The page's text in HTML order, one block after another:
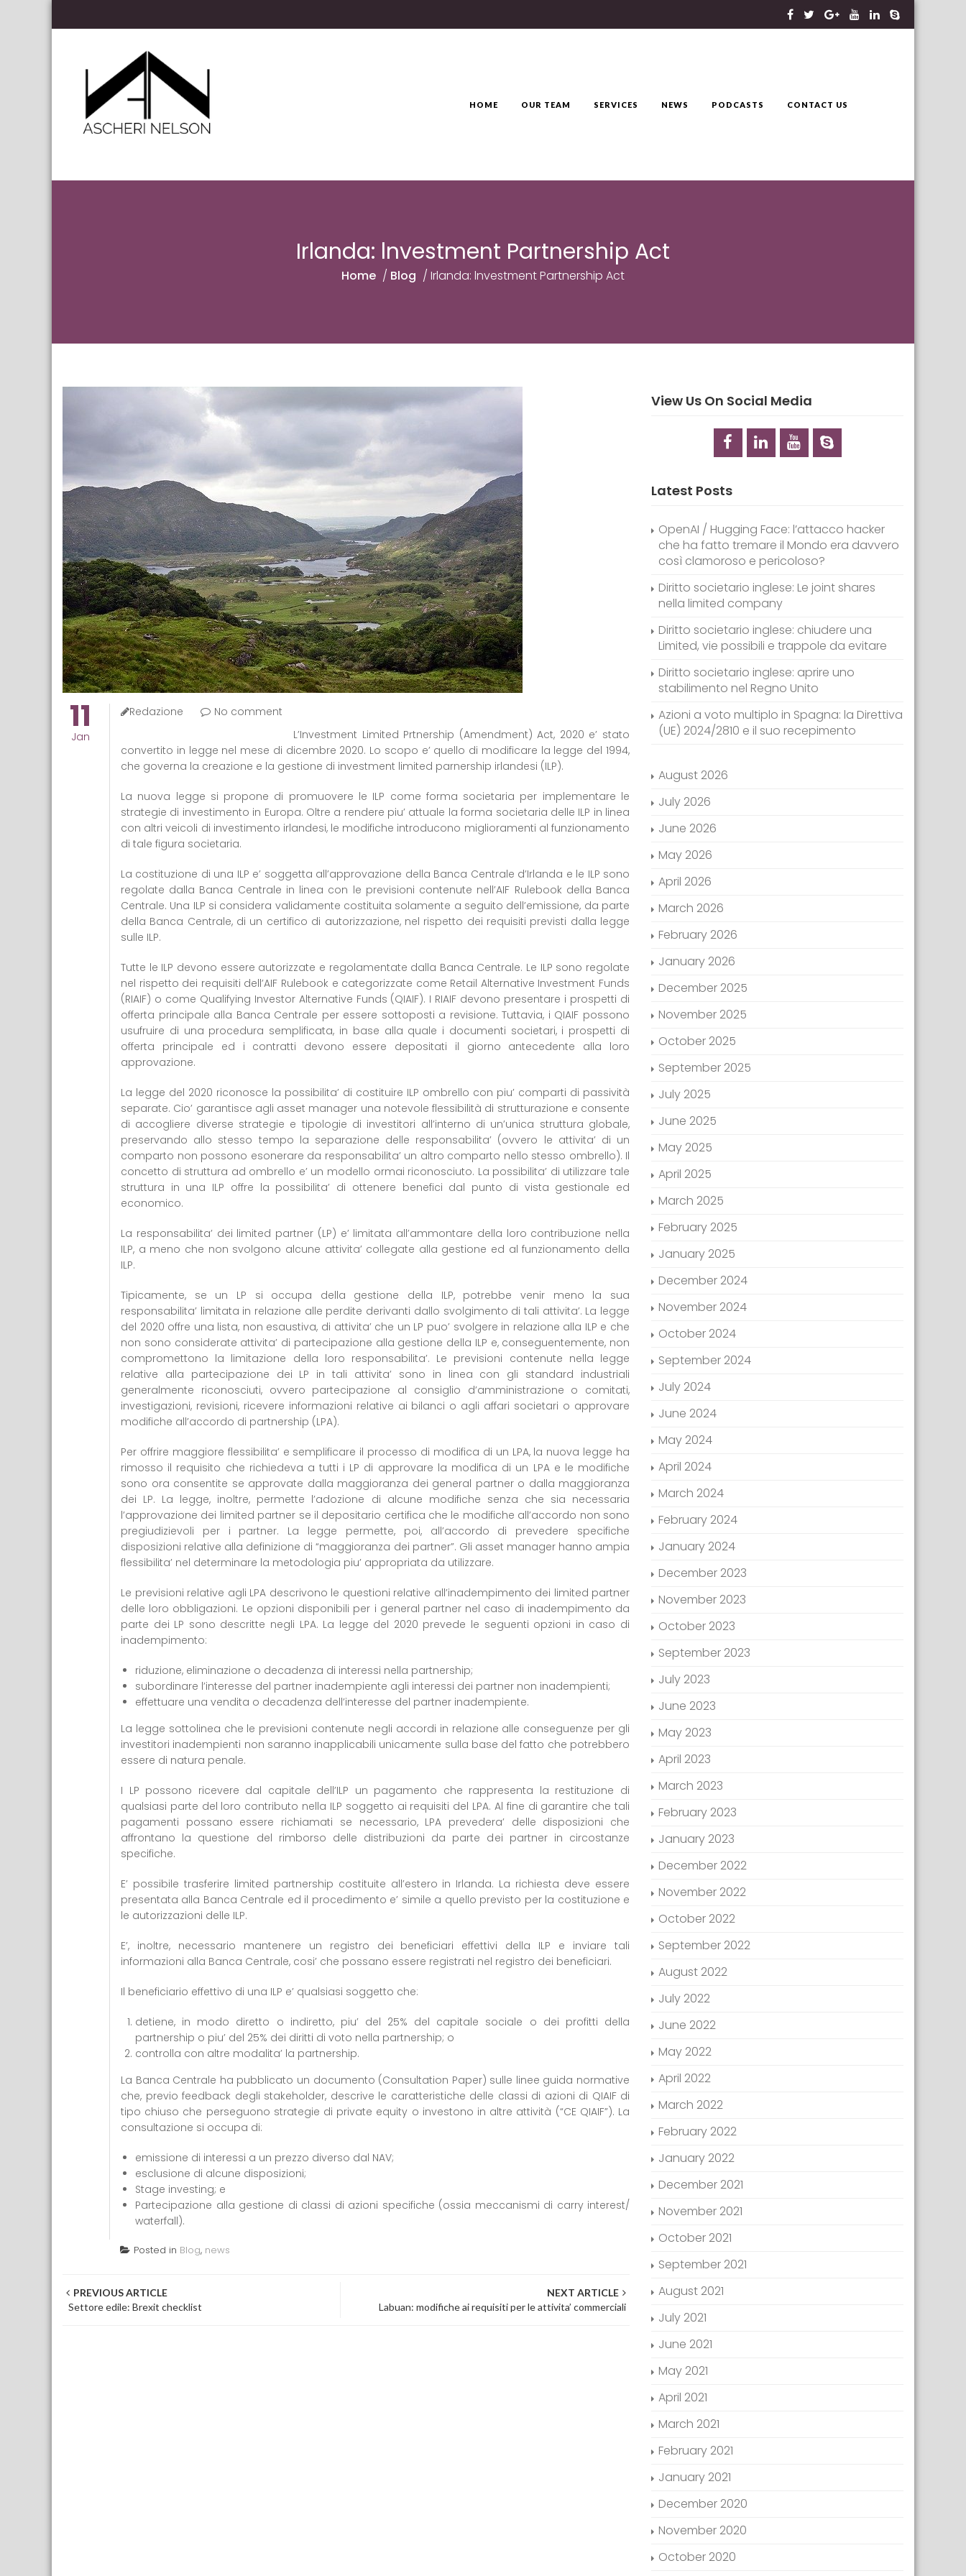
Ascheri Nelson LLP
HOME OUR TEAM SERVICES NEWS PODCASTS CONTACT US
Irlanda: lnvestment Partnership Act
Home / Blog / Irlanda: lnvestment Partnership Act
11
Jan
Redazione
No comment
L’Investment Limited Prtnership (Amendment) Act, 2020 e’ stato
convertito in legge nel mese di dicembre 2020. Lo scopo e’ quello di modificare la legge del 1994,
che governa la creazione e la gestione di investment limited parnership irlandesi (ILP).
La nuova legge si propone di promuovere le ILP come forma societaria per implementare le
strategie di investimento in Europa. Oltre a rendere piu’ attuale la forma societaria delle ILP in linea
con altri veicoli di investimento irlandesi, le modifiche introducono miglioramenti al funzionamento
di tale figura societaria.
La costituzione di una ILP e’ soggetta all’approvazione della Banca Centrale d’Irlanda e le ILP sono
regolate dalla Banca Centrale in linea con le previsioni contenute nell’AIF Rulebook della Banca
Centrale. Una ILP si considera validamente costituita solamente a seguito dell’emissione, da parte
della Banca Centrale, di un certifico di autorizzazione, nel rispetto dei requisiti previsti dalla legge
sulle ILP.
Tutte le ILP devono essere autorizzate e regolamentate dalla Banca Centrale. Le ILP sono regolate
nel rispetto dei requisiti dell’AIF Rulebook e categorizzate come Retail Alternative Investment Funds
(RIAIF) o come Qualifying Investor Alternative Funds (QIAIF). I RIAIF devono presentare i prospetti di
offerta principale alla Banca Centrale per essere sottoposti a revisione. Tuttavia, i QIAIF possono
usufruire di una procedura semplificata, in base alla quale i documenti societari, i prospetti di
offerta principale ed i contratti devono essere depositati il giorno antecedente alla loro
approvazione.
La legge del 2020 riconosce la possibilita’ di costituire ILP ombrello con piu’ comparti di passività
separate. Cio’ garantisce agli asset manager una notevole flessibilità di strutturazione e consente
di accogliere diverse strategie e tipologie di investitori all’interno di un’unica struttura globale,
preservando allo stesso tempo la separazione delle responsabilita’ (ovvero le attivita’ di un
comparto non possono esonerare da responsabilita’ un altro comparto nello stesso ombrello). Il
concetto di struttura ad ombrello e’ un modello ormai riconosciuto. La possibilita’ di utilizzare tale
struttura in una ILP offre la possibilita’ di ottenere benefici dal punto di vista gestionale ed
economico.
La responsabilita’ dei limited partner (LP) e’ limitata all’ammontare della loro contribuzione nella
ILP, a meno che non svolgono alcune attivita’ collegate alla gestione ed al funzionamento della
ILP.
Tipicamente, se un LP si occupa della gestione della ILP, potrebbe venir meno la sua
responsabilita’ limitata in relazione alle perdite derivanti dallo svolgimento di tali attivita’. La legge
del 2020 offre una lista, non esaustiva, di attivita’ che un LP puo’ svolgere in relazione alla ILP e che
non sono considerate attivita’ di partecipazione alla gestione della ILP e, conseguentemente, non
compromettono la limitazione della loro responsabilita’. Le previsioni contenute nella legge
relative alla partecipazione dei LP in tali attivita’ sono in linea con gli standard industriali
generalmente riconosciuti, ovvero partecipazione al consiglio d’amministrazione o comitati,
investigazioni, revisioni, ricevere informazioni relative ai bilanci o agli affari societari o approvare
modifiche all’accordo di partnership (LPA).
Per offrire maggiore flessibilita’ e semplificare il processo di modifica di un LPA, la nuova legge ha
rimosso il requisito che richiedeva a tutti i LP di approvare la modifica di un LPA e le modifiche
sono ora consentite se approvate dalla maggioranza dei general partner o dalla maggioranza
dei LP. La legge, inoltre, permette l’adozione di alcune modifiche senza che sia necessaria
l’approvazione dei limited partner se il depositario certifica che le modifiche all’accordo non sono
pregiudizievoli per i partner. La legge permette, poi, all’accordo di prevedere specifiche
disposizioni relative alla definizione di “maggioranza dei partner”. Gli asset manager hanno ampia
flessibilita’ nel determinare la metodologia piu’ appropriata da utilizzare.
Le previsioni relative agli LPA descrivono le questioni relative all’inadempimento dei limited partner
delle loro obbligazioni. Le opzioni disponibili per i general partner nel caso di inadempimento da
parte dei LP sono descritte negli LPA. La legge del 2020 prevede le seguenti opzioni in caso di
inadempimento:
riduzione, eliminazione o decadenza di interessi nella partnership;
subordinare l’interesse del partner inadempiente agli interessi dei partner non inadempienti;
effettuare una vendita o decadenza dell’interesse del partner inadempiente.
La legge sottolinea che le previsioni contenute negli accordi in relazione alle conseguenze per gli
investitori inadempienti non saranno inapplicabili unicamente sulla base del fatto che potrebbero
essere di natura penale.
I LP possono ricevere dal capitale dell’ILP un pagamento che rappresenta la restituzione di
qualsiasi parte del loro contributo nella ILP soggetto ai requisiti del LPA. Al fine di garantire che tali
pagamenti possano essere richiamati se necessario, LPA prevedera’ delle disposizioni che
affrontano la questione del rimborso delle distribuzioni da parte dei partner in circostanze
specifiche.
E’ possibile trasferire limited partnership costituite all’estero in Irlanda. La richiesta deve essere
presentata alla Banca Centrale ed il procedimento e’ simile a quello previsto per la costituzione e
le autorizzazioni delle ILP.
E’, inoltre, necessario mantenere un registro dei beneficiari effettivi della ILP e inviare tali
informazioni alla Banca Centrale, cosi’ che possano essere registrati nel registro dei beneficiari.
Il beneficiario effettivo di una ILP e’ qualsiasi soggetto che:
detiene, in modo diretto o indiretto, piu’ del 25% del capitale sociale o dei profitti della
partnership o piu’ del 25% dei diritti di voto nella partnership; o
controlla con altre modalita’ la partnership.
La Banca Centrale ha pubblicato un documento (Consultation Paper) sulle linee guida normative
che, previo feedback degli stakeholder, descrive le caratteristiche delle classi di azioni di QIAIF di
tipo chiuso che perseguono strategie di private equity o investono in altre attività (“CE QIAIF”). La
consultazione si occupa di:
emissione di interessi a un prezzo diverso dal NAV;
esclusione di alcune disposizioni;
Stage investing; e
Partecipazione alla gestione di classi di azioni specifiche (ossia meccanismi di carry interest/
waterfall).
Posted in Blog, news
Post navigation
PREVIOUS ARTICLE
Settore edile: Brexit checklist
NEXT ARTICLE
Labuan: modifiche ai requisiti per le attivita’ commerciali
View Us On Social Media
Latest Posts
OpenAI / Hugging Face: l’attacco hacker
che ha fatto tremare il Mondo era davvero
così clamoroso e pericoloso?
Diritto societario inglese: Le joint shares
nella limited company
Diritto societario inglese: chiudere una
Limited, vie possibili e trappole da evitare
Diritto societario inglese: aprire uno
stabilimento nel Regno Unito
Azioni a voto multiplo in Spagna: la Direttiva
(UE) 2024/2810 e il suo recepimento
August 2026
July 2026
June 2026
May 2026
April 2026
March 2026
February 2026
January 2026
December 2025
November 2025
October 2025
September 2025
July 2025
June 2025
May 2025
April 2025
March 2025
February 2025
January 2025
December 2024
November 2024
October 2024
September 2024
July 2024
June 2024
May 2024
April 2024
March 2024
February 2024
January 2024
December 2023
November 2023
October 2023
September 2023
July 2023
June 2023
May 2023
April 2023
March 2023
February 2023
January 2023
December 2022
November 2022
October 2022
September 2022
August 2022
July 2022
June 2022
May 2022
April 2022
March 2022
February 2022
January 2022
December 2021
November 2021
October 2021
September 2021
August 2021
July 2021
June 2021
May 2021
April 2021
March 2021
February 2021
January 2021
December 2020
November 2020
October 2020